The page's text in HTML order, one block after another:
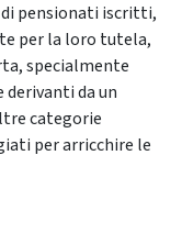
di pensionati iscritti,
per la loro tutela,
specialmente
da un
categorie
per arricchire le